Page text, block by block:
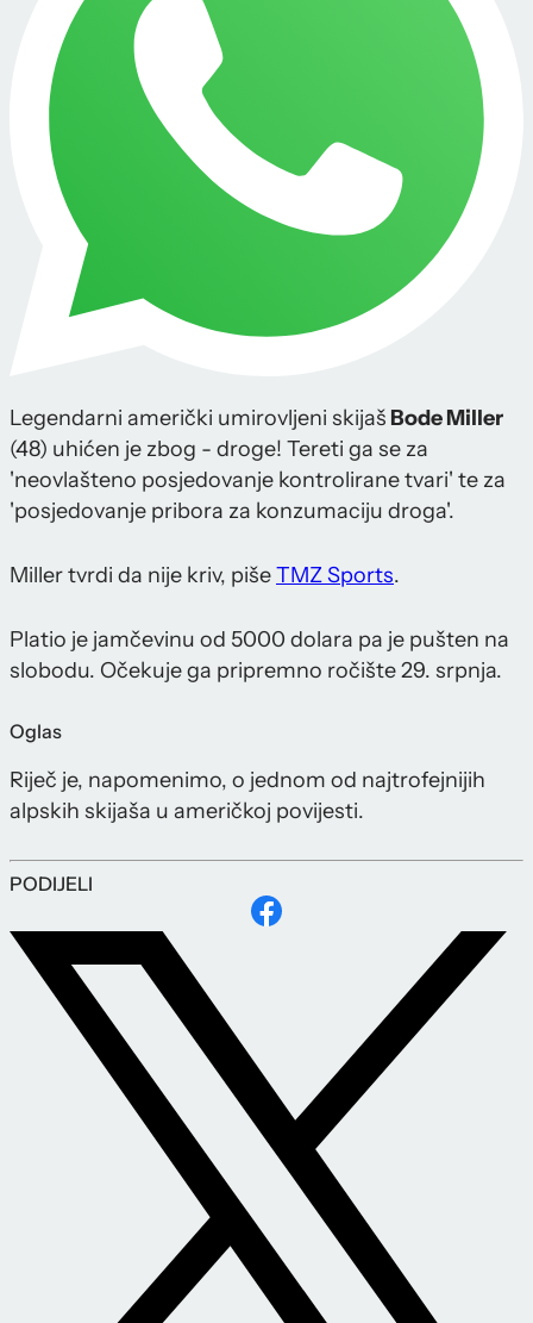
Legendarni američki umirovljeni skijaš Bode Miller
(48) uhićen je zbog - droge! Tereti ga se za
'neovlašteno posjedovanje kontrolirane tvari' te za
'posjedovanje pribora za konzumaciju droga'.
Miller tvrdi da nije kriv, pišeTMZ Sports.
Platio je jamčevinu od 5000 dolara pa je pušten na
slobodu. Očekuje ga pripremno ročište 29. srpnja.
Oglas
Riječ je, napomenimo, o jednom od najtrofejnijih
alpskih skijaša u američkoj povijesti.
PODIJELI